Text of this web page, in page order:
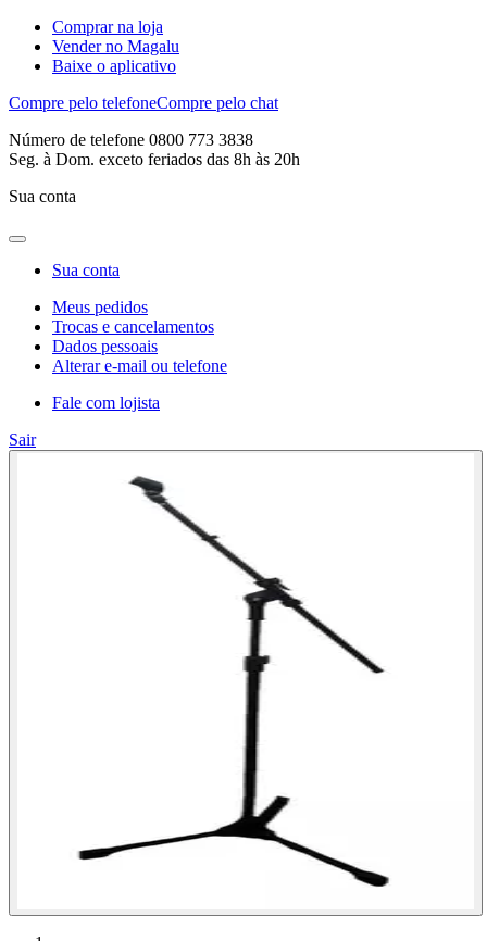
Comprar na loja
Vender no Magalu
Baixe o aplicativo
Compre pelo telefoneCompre pelo chat
Número de telefone 0800 773 3838
Seg. à Dom. exceto feriados das 8h às 20h
Sua conta
Sua conta
Meus pedidos
Trocas e cancelamentos
Dados pessoais
Alterar e-mail ou telefone
Fale com lojista
Sair